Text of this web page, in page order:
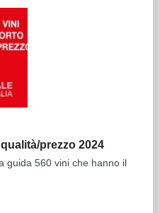
prezzo 2024
guida 560 vini che hanno il